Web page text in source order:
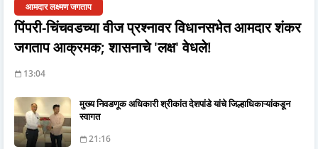
आमदार लक्ष्मण जगताप
पिंपरी-चिंचवडच्या वीज प्रश्नावर विधानसभेत आमदार शंकर
जगताप आक्रमक; शासनाचे 'लक्ष' वेधले!
13:04
मुख्य निवडणूक अधिकारी श्रीकांत देशपांडे यांचे जिल्हाधिकाऱ्यांकडून
स्वागत
21:16